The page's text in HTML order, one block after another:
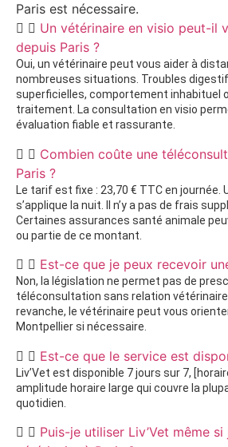
Paris est nécessaire.
Un vétérinaire en visio peut-il
depuis Paris ?
Oui, un vétérinaire peut vous aider à
nombreuses situations. Troubles
superficielles, comportement inhabituel
traitement. La consultation en visio
évaluation fiable et rassurante.
Combien coûte une
Paris ?
Le tarif est fixe : 23,70 € TTC en journée.
s’applique la nuit. Il n’y a pas de frais
Certaines assurances santé animale
ou partie de ce montant.
Est-ce que je peux recevoir
Non, la législation ne permet pas de
téléconsultation sans relation vétérinaire
revanche, le vétérinaire peut vous
Montpellier si nécessaire.
Est-ce que le service est
Liv’Vet est disponible 7 jours sur 7,
amplitude horaire large qui couvre la
quotidien.
Puis-je utiliser Liv’Vet même si